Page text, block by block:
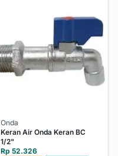
Onda
Keran Air Onda Keran BC
1/2"
Rp 52.326